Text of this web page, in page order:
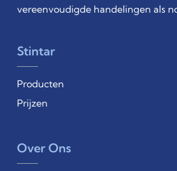
vereenvoudigde handelingen als
Stintar
Producten
Prijzen
Over Ons